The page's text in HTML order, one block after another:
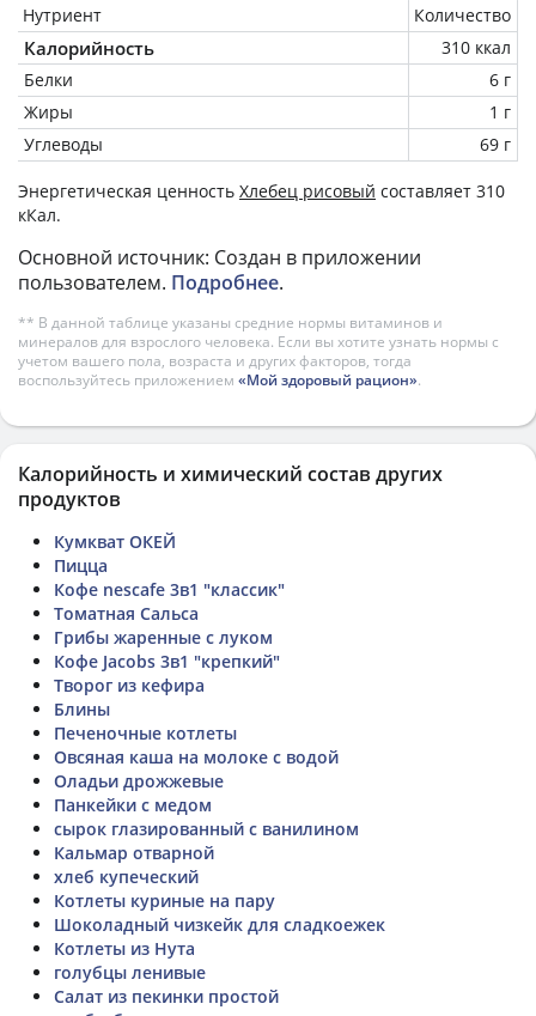
Нутриент
Количество
Калорийность
310 ккал
Белки
6 г
Жиры
1 г
Углеводы
69 г
Энергетическая ценность Хлебец рисовый составляет 310
кКал.
Основной источник: Создан в приложении
пользователем. Подробнее.
** В данной таблице указаны средние нормы витаминов и
минералов для взрослого человека. Если вы хотите узнать нормы с
учетом вашего пола, возраста и других факторов, тогда
воспользуйтесь приложением «Мой здоровый рацион».
Калорийность и химический состав других
продуктов
Кумкват ОКЕЙ
Пицца
Кофе nescafe 3в1 "классик"
Томатная Сальса
Грибы жаренные с луком
Кофе Jacobs 3в1 "крепкий"
Творог из кефира
Блины
Печеночные котлеты
Овсяная каша на молоке с водой
Оладьи дрожжевые
Панкейки с медом
сырок глазированный с ванилином
Кальмар отварной
хлеб купеческий
Котлеты куриные на пару
Шоколадный чизкейк для сладкоежек
Котлеты из Нута
голубцы ленивые
Салат из пекинки простой